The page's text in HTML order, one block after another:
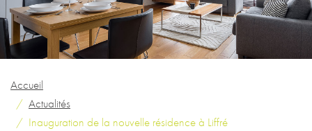
Accueil
Actualités
Inauguration de la nouvelle résidence à Liffré